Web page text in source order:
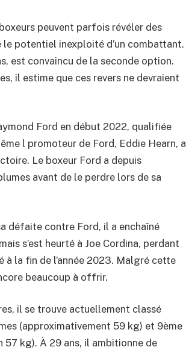
peuvent parfois révéler des
le potentiel inexploité d’un combattant.
est convaincu de la seconde option.
il estime que ces revers ne devraient
Ford en début 2022, qualifiée
l promoteur de Ford, Eddie Hearn, a
Le boxeur Ford a depuis
avant de le perdre lors de sa
défaite contre Ford, il a enchaîné
s’est heurté à Joe Cordina, perdant
la fin de l’année 2023. Malgré cette
beaucoup à offrir.
il se trouve actuellement classé
(approximativement 59 kg) et 9ème
57 kg). À 29 ans, il ambitionne de